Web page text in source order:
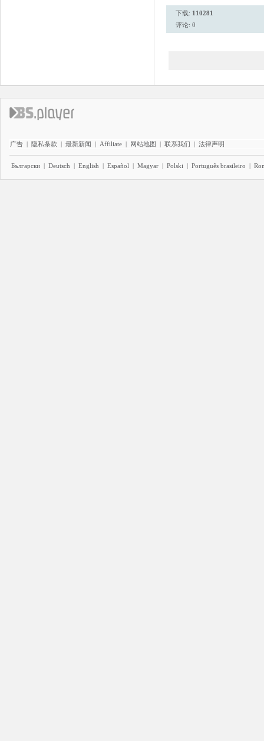
下载: 110281
评论: 0
广告 | 隐私条款 | 最新新闻 | Affiliate | 网站地图 | 联系我们 | 法律声明
Български | Deutsch | English | Español | Magyar | Polski | Português brasileiro |